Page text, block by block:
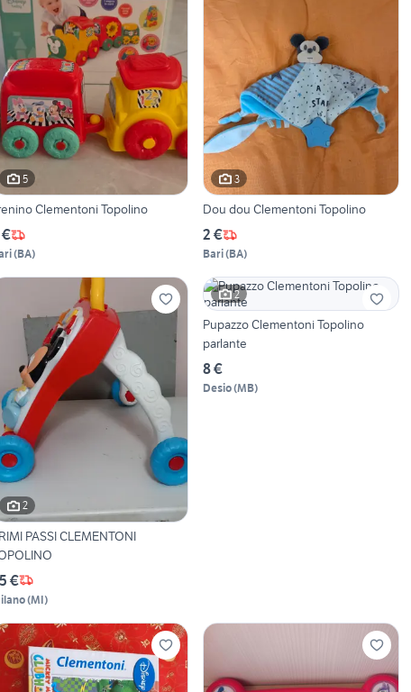
5
Clementoni Topolino
(BA)
3
Dou dou Clementoni Topolino
2 €
Bari(BA)
2
PASSI CLEMENTONI
€
(MI)
2
Pupazzo Clementoni Topolino
parlante
8 €
Desio(MB)